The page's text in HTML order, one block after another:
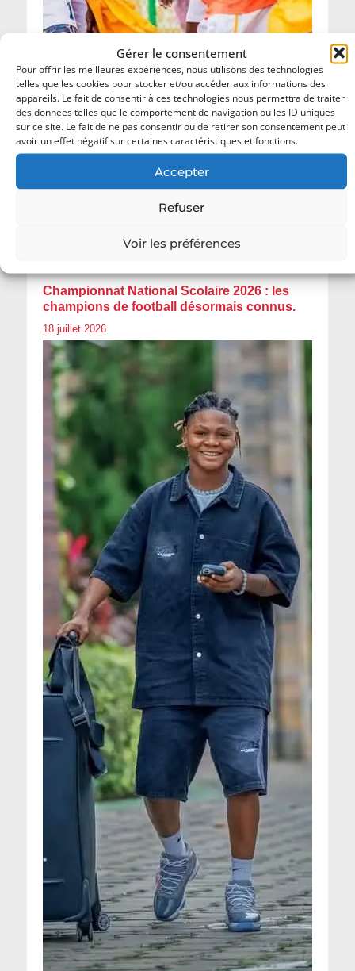
Gérer le consentement
Pour offrir les meilleures expériences, nous utilisons des technologies
telles que les cookies pour stocker et/ou accéder aux informations des
appareils. Le fait de consentir à ces technologies nous permettra de traiter
des données telles que le comportement de navigation ou les ID uniques
sur ce site. Le fait de ne pas consentir ou de retirer son consentement peut
avoir un effet négatif sur certaines caractéristiques et fonctions.
Accepter
Refuser
Voir les préférences
Championnat National Scolaire 2026 : les
champions de football désormais connus.
18 juillet 2026